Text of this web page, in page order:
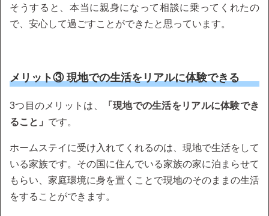
そうすると、本当に親身になって相談に乗ってくれたの
で、安心して過ごすことができたと思っています。
メリット③ 現地での生活をリアルに体験できる
3つ目のメリットは、
「現地での生活をリアルに体験でき
ること」 です。
ホームステイに受け入れてくれるのは、現地で生活をして
いる家族です。その国に住んでいる家族の家に泊まらせて
もらい、家庭環境に身を置くことで現地のそのままの生活
をすることができます。